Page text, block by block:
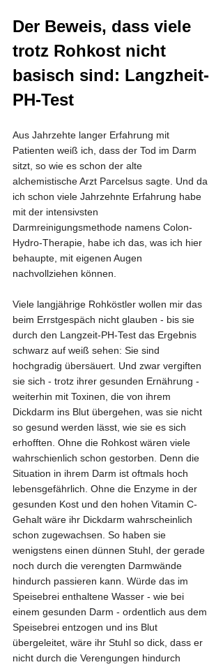
Der Beweis, dass viele
trotz Rohkost nicht
basisch sind: Langzheit-
PH-Test
Aus Jahrzehte langer Erfahrung mit
Patienten weiß ich, dass der Tod im Darm
sitzt, so wie es schon der alte
alchemistische Arzt Parcelsus sagte. Und da
ich schon viele Jahrzehnte Erfahrung habe
mit der intensivsten
Darmreinigungsmethode namens Colon-
Hydro-Therapie, habe ich das, was ich hier
behaupte, mit eigenen Augen
nachvollziehen können.
Viele langjährige Rohköstler wollen mir das
beim Errstgespäch nicht glauben - bis sie
durch den Langzeit-PH-Test das Ergebnis
schwarz auf weiß sehen: Sie sind
hochgradig übersäuert. Und zwar vergiften
sie sich - trotz ihrer gesunden Ernährung -
weiterhin mit Toxinen, die von ihrem
Dickdarm ins Blut übergehen, was sie nicht
so gesund werden lässt, wie sie es sich
erhofften. Ohne die Rohkost wären viele
wahrschienlich schon gestorben. Denn die
Situation in ihrem Darm ist oftmals hoch
lebensgefährlich. Ohne die Enzyme in der
gesunden Kost und den hohen Vitamin C-
Gehalt wäre ihr Dickdarm wahrscheinlich
schon zugewachsen. So haben sie
wenigstens einen dünnen Stuhl, der gerade
noch durch die verengten Darmwände
hindurch passieren kann. Würde das im
Speisebrei enthaltene Wasser - wie bei
einem gesunden Darm - ordentlich aus dem
Speisebrei entzogen und ins Blut
übergeleitet, wäre ihr Stuhl so dick, dass er
nicht durch die Verengungen hindurch